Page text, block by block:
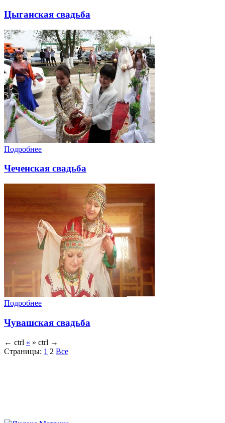
Цыганская свадьба
Подробнее
Чеченская свадьба
Подробнее
Чувашская свадьба
← ctrl « » ctrl →
Страницы: 1 2 Все